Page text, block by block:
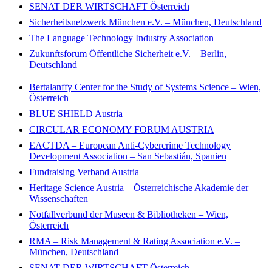
SENAT DER WIRTSCHAFT Österreich
Sicherheitsnetzwerk München e.V. – München, Deutschland
The Language Technology Industry Association
Zukunftsforum Öffentliche Sicherheit e.V. – Berlin,
Deutschland
Bertalanffy Center for the Study of Systems Science – Wien,
Österreich
BLUE SHIELD Austria
CIRCULAR ECONOMY FORUM AUSTRIA
EACTDA – European Anti-Cybercrime Technology
Development Association – San Sebastián, Spanien
Fundraising Verband Austria
Heritage Science Austria – Österreichische Akademie der
Wissenschaften
Notfallverbund der Museen & Bibliotheken – Wien,
Österreich
RMA – Risk Management & Rating Association e.V. –
München, Deutschland